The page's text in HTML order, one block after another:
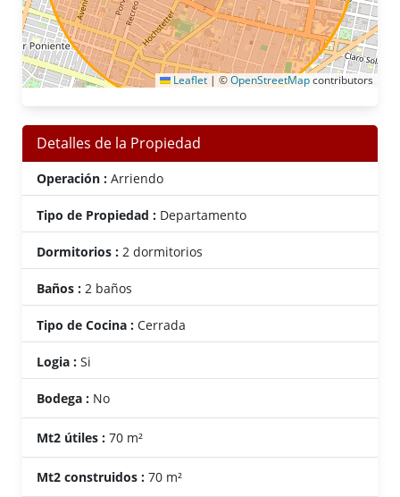
Leaflet | ©OpenStreetMapcontributors
Detalles de la Propiedad
Operación : Arriendo
Tipo de Propiedad : Departamento
Dormitorios : 2 dormitorios
Baños : 2 baños
Tipo de Cocina : Cerrada
Logia : Si
Bodega : No
Mt2 útiles : 70 m²
Mt2 construidos : 70 m²